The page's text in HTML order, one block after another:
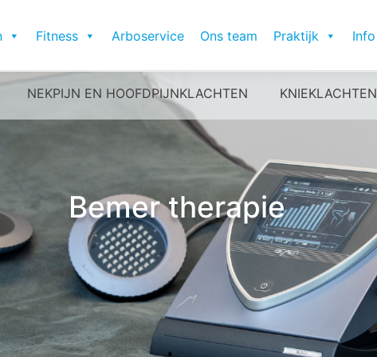
Fitness Arboservice Ons team Praktijk Info
NEKPIJN EN HOOFDPIJNKLACHTEN KNIEKLACHTEN
Bemer therapie